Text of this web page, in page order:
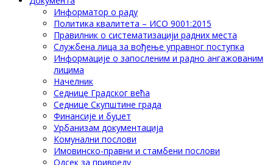
Информатор о раду
Политика квалитета – ИСО 9001:2015
Правилник о систематизацији радних места
Службена лица за вођење управног поступка
Информације о запосленим и радно ангажованим
лицима
Начелник
Седнице Градског већа
Седнице Скупштине града
Финансије и буџет
Урбанизам документација
Комунални послови
Имовинско-правни и стамбени послови
Одсек за привреду